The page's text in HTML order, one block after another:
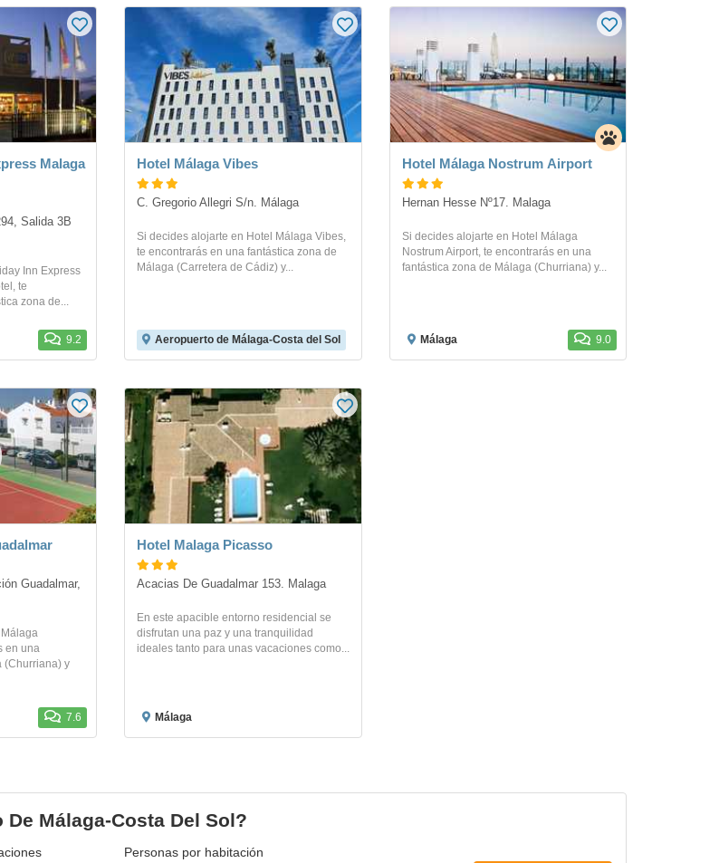
Malaga
Salida 3B
Inn Express
te
zona de...
9.2
Hotel Málaga Vibes
C. Gregorio Allegri S/n. Málaga
Si decides alojarte en Hotel Málaga Vibes,
te encontrarás en una fantástica zona de
Málaga (Carretera de Cádiz) y...
Aeropuerto de Málaga-Costa del Sol
Hotel Málaga Nostrum Airport
Hernan Hesse Nº17. Malaga
Si decides alojarte en Hotel Málaga
Nostrum Airport, te encontrarás en una
fantástica zona de Málaga (Churriana) y...
Málaga 9.0
Guadalmar,
en una
(Churriana) y
7.6
Hotel Malaga Picasso
Acacias De Guadalmar 153. Malaga
En este apacible entorno residencial se
disfrutan una paz y una tranquilidad
ideales tanto para unas vacaciones como...
Málaga
Málaga-Costa Del Sol?
Personas por habitación